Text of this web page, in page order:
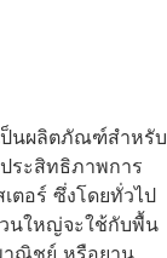
ป็นผลิตภัณฑ์สำหรับ
ระสิทธิภาพการ
ตอร์ ซึ่งโดยทั่วไป
นใหญ่จะใช้กับพื้น
าณิชย์ หรือยาน